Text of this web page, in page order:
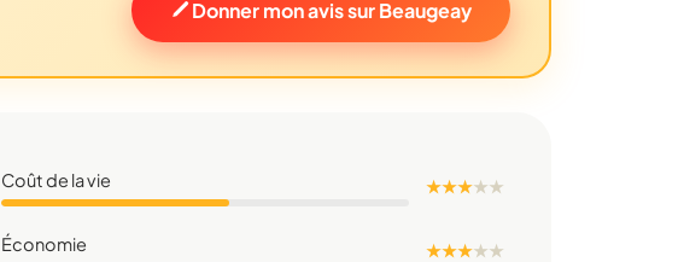
Donner mon avis sur Beaugeay
Coût de la vie ★ ★ ★★★
Économie ★ ★ ★★★